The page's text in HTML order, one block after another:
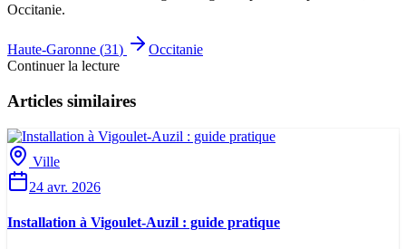
Occitanie.
Haute-Garonne (31)
Occitanie
Continuer la lecture
Articles similaires
Ville
24 avr. 2026
Installation à Vigoulet-Auzil : guide pratique